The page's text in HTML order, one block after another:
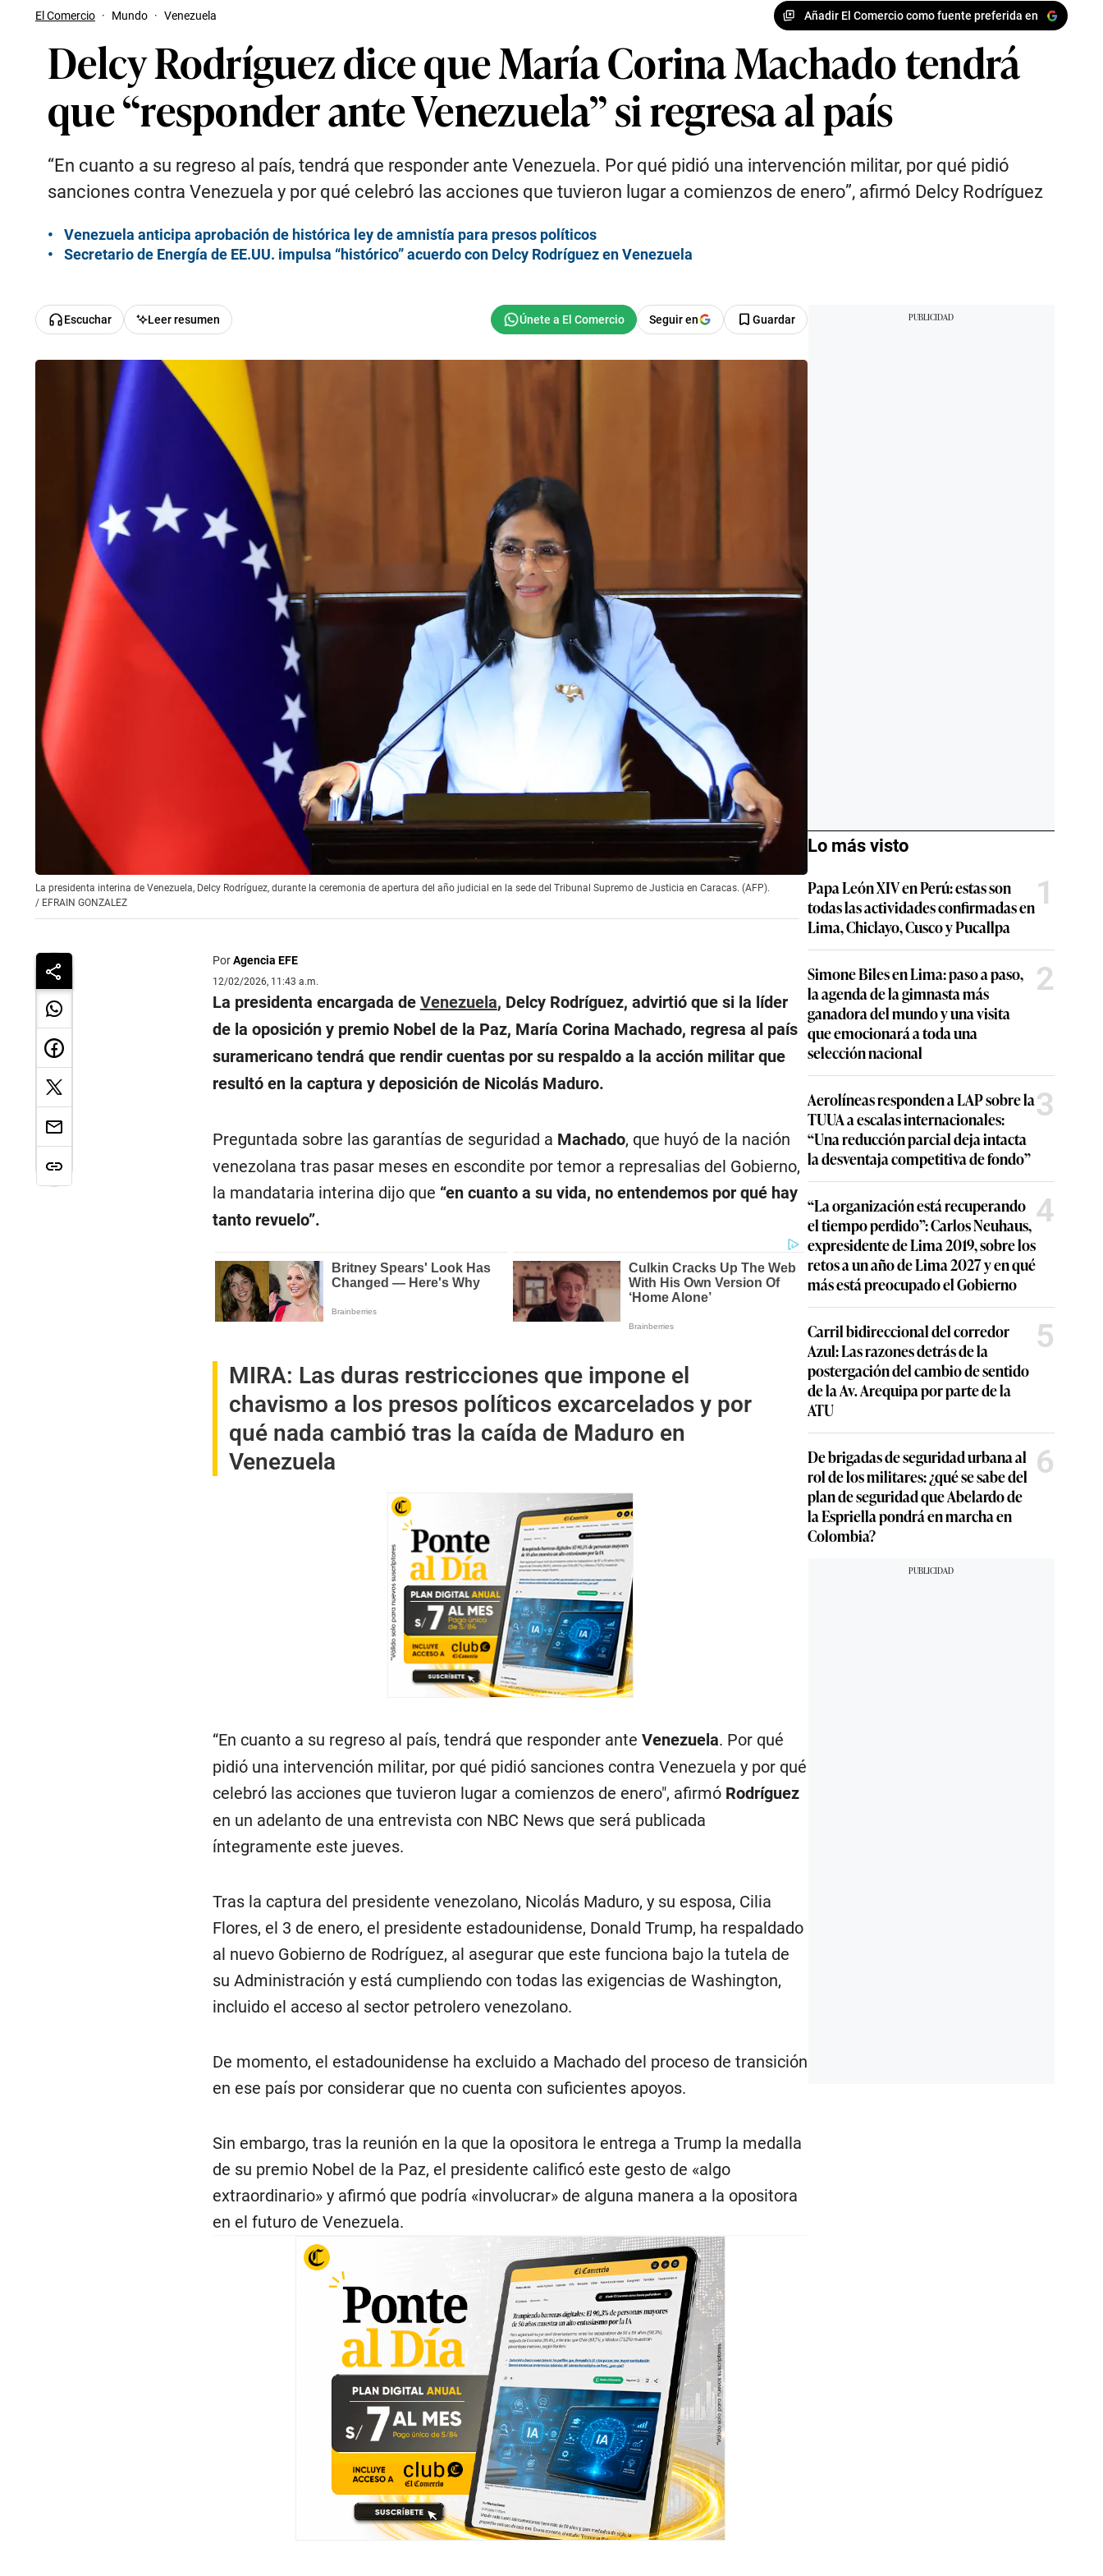
El Comercio · Mundo · Venezuela Añadir El Comercio como fuente preferida en
Delcy Rodríguez dice que María Corina Machado tendrá
que “responder ante Venezuela” si regresa al país
“En cuanto a su regreso al país, tendrá que responder ante Venezuela. Por qué pidió una intervención militar, por qué pidió
sanciones contra Venezuela y por qué celebró las acciones que tuvieron lugar a comienzos de enero”, afirmó Delcy Rodríguez
Venezuela anticipa aprobación de histórica ley de amnistía para presos políticos
Secretario de Energía de EE.UU. impulsa “histórico” acuerdo con Delcy Rodríguez en Venezuela
Escuchar Leer resumen Seguir en Guardar
La presidenta interina de Venezuela, Delcy Rodríguez, durante la ceremonia de apertura del año judicial en la sede del Tribunal Supremo de Justicia en Caracas. (AFP).
/ EFRAIN GONZALEZ
PorAgencia EFE
12/02/2026, 11:43 a.m.
La presidenta encargada de Venezuela, Delcy Rodríguez, advirtió que si la líder
de la oposición y premio Nobel de la Paz, María Corina Machado, regresa al país
suramericano tendrá que rendir cuentas por su respaldo a la acción militar que
resultó en la captura y deposición de Nicolás Maduro.
Preguntada sobre las garantías de seguridad a Machado, que huyó de la nación
venezolana tras pasar meses en escondite por temor a represalias del Gobierno,
la mandataria interina dijo que “en cuanto a su vida, no entendemos por qué hay
tanto revuelo”.
MIRA: Las duras restricciones que impone el
chavismo a los presos políticos excarcelados y por
qué nada cambió tras la caída de Maduro en
Venezuela
“En cuanto a su regreso al país, tendrá que responder ante Venezuela. Por qué
pidió una intervención militar, por qué pidió sanciones contra Venezuela y por qué
celebró las acciones que tuvieron lugar a comienzos de enero", afirmó Rodríguez
en un adelanto de una entrevista con NBC News que será publicada
íntegramente este jueves.
Tras la captura del presidente venezolano, Nicolás Maduro, y su esposa, Cilia
Flores, el 3 de enero, el presidente estadounidense, Donald Trump, ha respaldado
al nuevo Gobierno de Rodríguez, al asegurar que este funciona bajo la tutela de
su Administración y está cumpliendo con todas las exigencias de Washington,
incluido el acceso al sector petrolero venezolano.
De momento, el estadounidense ha excluido a Machado del proceso de transición
en ese país por considerar que no cuenta con suficientes apoyos.
Sin embargo, tras la reunión en la que la opositora le entrega a Trump la medalla
de su premio Nobel de la Paz, el presidente calificó este gesto de «algo
extraordinario» y afirmó que podría «involucrar» de alguna manera a la opositora
en el futuro de Venezuela.
Lo más visto
Papa León XIV en Perú: estas son
todas las actividades confirmadas en
Lima, Chiclayo, Cusco y Pucallpa
1
Simone Biles en Lima: paso a paso,
la agenda de la gimnasta más
ganadora del mundo y una visita
que emocionará a toda una
selección nacional
2
Aerolíneas responden a LAP sobre la
TUUA a escalas internacionales:
“Una reducción parcial deja intacta
la desventaja competitiva de fondo”
3
“La organización está recuperando
el tiempo perdido”: Carlos Neuhaus,
expresidente de Lima 2019, sobre los
retos a un año de Lima 2027 y en qué
más está preocupado el Gobierno
4
Carril bidireccional del corredor
Azul: Las razones detrás de la
postergación del cambio de sentido
de la Av. Arequipa por parte de la
ATU
5
De brigadas de seguridad urbana al
rol de los militares: ¿qué se sabe del
plan de seguridad que Abelardo de
la Espriella pondrá en marcha en
Colombia?
6